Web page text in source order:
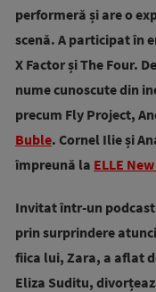
performeră și are o
scenă. A participat în
X Factor și The Four.
nume cunoscute din
precum Fly Project,
Buble. Cornel Ilie și
împreună la ELLE
Invitat într-un
prin surprindere
fiica lui, Zara, a aflat
Eliza Suditu,